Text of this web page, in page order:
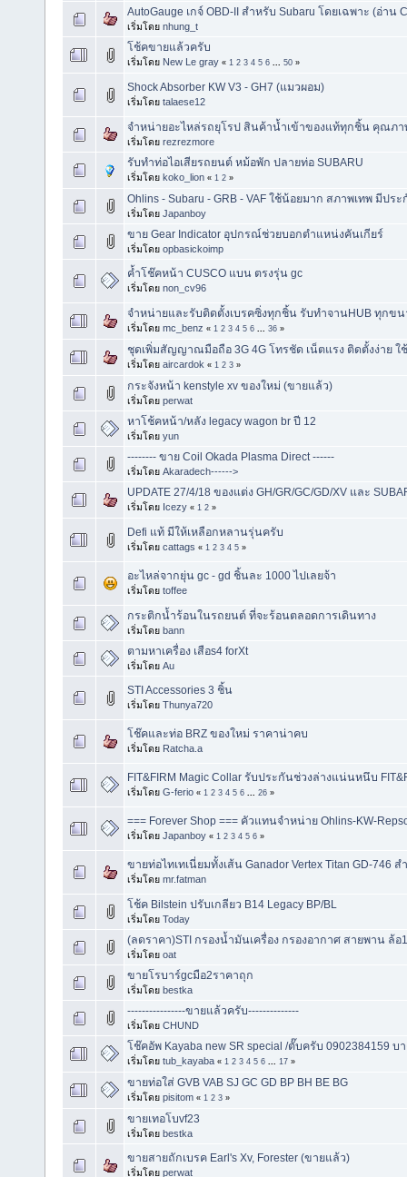
AutoGauge เกจ์ OBD-II สำหรับ Subaru โดยเฉพาะ (อ่าน
เริ่มโดย nhung_t
โช้คขายแล้วครับ
เริ่มโดย New Le gray « 1 2 3 4 5 6 50 »
Shock Absorber KW V3 - GH7 (แมวผอม)
เริ่มโดย talaese12
จำหน่ายอะไหล่รถยุโรป สินค้าน้ำเข้าของแท้ทุกชิ้น คุณภ
เริ่มโดย rezrezmore
รับทำท่อไอเสียรถยนต์ หม้อพัก ปลายท่อ SUBARU
เริ่มโดย koko_lion « 1 2 »
Ohlins - Subaru - GRB - VAF ใช้น้อยมาก สภาพเทพ มีปร
เริ่มโดย Japanboy
ขาย Gear Indicator อุปกรณ์ช่วยบอกตำแหน่งคันเกียร์
เริ่มโดย opbasickoimp
ค้ำโช๊คหน้า CUSCO แบน ตรงรุ่น gc
เริ่มโดย non_cv96
จําหน่ายและรับติดตั้งเบรคซิ่งทุกชิ้น รับทำจานHUB ทุกข
เริ่มโดย mc_benz « 1 2 3 4 5 6 36 »
ชุดเพิ่มสัญญาณมือถือ 3G 4G โทรชัด เน็ตแรง ติดตั้งง่าย ใ
เริ่มโดย aircardok « 1 2 3 »
กระจังหน้า kenstyle xv ของใหม่ (ขายแล้ว)
เริ่มโดย perwat
หาโช้คหน้า/หลัง legacy wagon br ปี 12
เริ่มโดย yun
-------- ขาย Coil Okada Plasma Direct ------
เริ่มโดย Akaradech------>
UPDATE 27/4/18 ของแต่ง GH/GR/GC/GD/XV และ
เริ่มโดย Icezy « 1 2 »
Defi แท้ มีให้เหลือกหลานรุ่นครับ
เริ่มโดย cattags « 1 2 3 4 5 »
อะไหล่จากยุ่น gc - gd ชิ้นละ 1000 ไปเลยจ้า
เริ่มโดย toffee
กระติกน้ำร้อนในรถยนต์ ที่จะร้อนตลอดการเดินทาง
เริ่มโดย bann
ตามหาเครื่อง เสือs4 forXt
เริ่มโดย Au
STI Accessories 3 ชิ้น
เริ่มโดย Thunya720
โช๊คและท่อ BRZ ของใหม่ ราคาน่าคบ
เริ่มโดย Ratcha.a
FIT&FIRM Magic Collar รับประกันช่วงล่างแน่นหนึบ
เริ่มโดย G-ferio « 1 2 3 4 5 6 26 »
=== Forever Shop === คัวแทนจำหน่าย Ohlins-KW-
เริ่มโดย Japanboy « 1 2 3 4 5 6 »
ขายท่อไทเทเนี่ยมทั้งเส้น Ganador Vertex Titan GD-746
เริ่มโดย mr.fatman
โช้ค Bilstein ปรับเกลียว B14 Legacy BP/BL
เริ่มโดย Today
(ลดราคา)STI กรองน้ำมันเครื่อง กรองอากาศ สายพาน ล้อ
เริ่มโดย oat
ขายโรบาร์gcมือ2ราคาถุก
เริ่มโดย bestka
----------------ขายแล้วครับ--------------
เริ่มโดย CHUND
โช๊คอัพ Kayaba new SR special /ตั๊บครับ 0902384159 บ
เริ่มโดย tub_kayaba « 1 2 3 4 5 6 17 »
ขายท่อใส่ GVB VAB SJ GC GD BP BH BE BG
เริ่มโดย pisitom « 1 2 3 »
ขายเทอโบvf23
เริ่มโดย bestka
ขายสายถักเบรค Earl's Xv, Forester (ขายแล้ว)
เริ่มโดย perwat